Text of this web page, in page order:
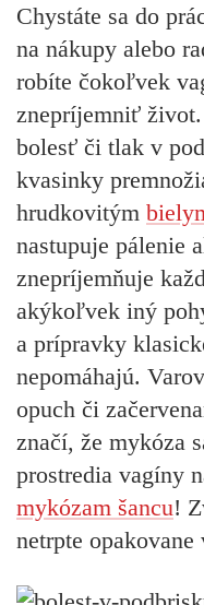
Chystáte sa do
na nákupy alebo
robíte čokoľvek
znepríjemniť
bolesť či tlak v
kvasinky
hrudkovitým
nastupuje pálenie
znepríjemňuje
akýkoľvek iný
a prípravky
nepomáhajú.
opuch či
značí, že mykóza
prostredia vagíny
mykózam šancu!
netrpte